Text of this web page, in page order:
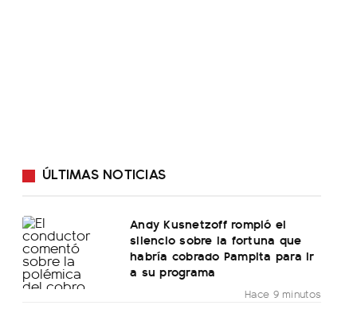
ÚLTIMAS NOTICIAS
Andy Kusnetzoff rompió el
silencio sobre la fortuna que
habría cobrado Pampita para ir
a su programa
Hace 9 minutos